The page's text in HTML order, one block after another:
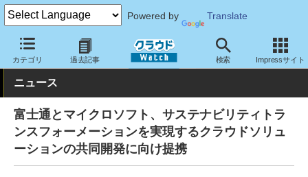
Powered by Translate
カテゴリ 過去記事 検索 Impressサイト
クラウド Watch トピック 協業・提携
ニュース
富士通とマイクロソフト、サステナビリティトラ
ンスフォーメーションを実現するクラウドソリュ
ーションの共同開発に向け提携